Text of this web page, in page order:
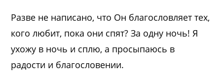
Разве не написано, что Он благословляет тех,
кого любит, пока они спят? За одну ночь! Я
ухожу в ночь и сплю, а просыпаюсь в
радости и благословении.